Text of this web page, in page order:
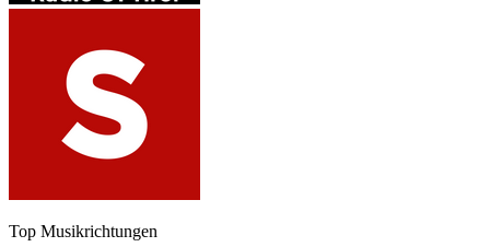
Top Musikrichtungen